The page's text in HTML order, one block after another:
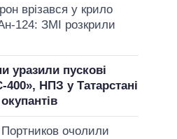
врізався у крило
124: ЗМІ розкрили
уразили пускові
400», НПЗ у Татарстані
очолили